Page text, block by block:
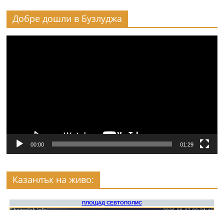
Добре дошли в Бузлуджа
00:00 01:29
Казанлък на живо: